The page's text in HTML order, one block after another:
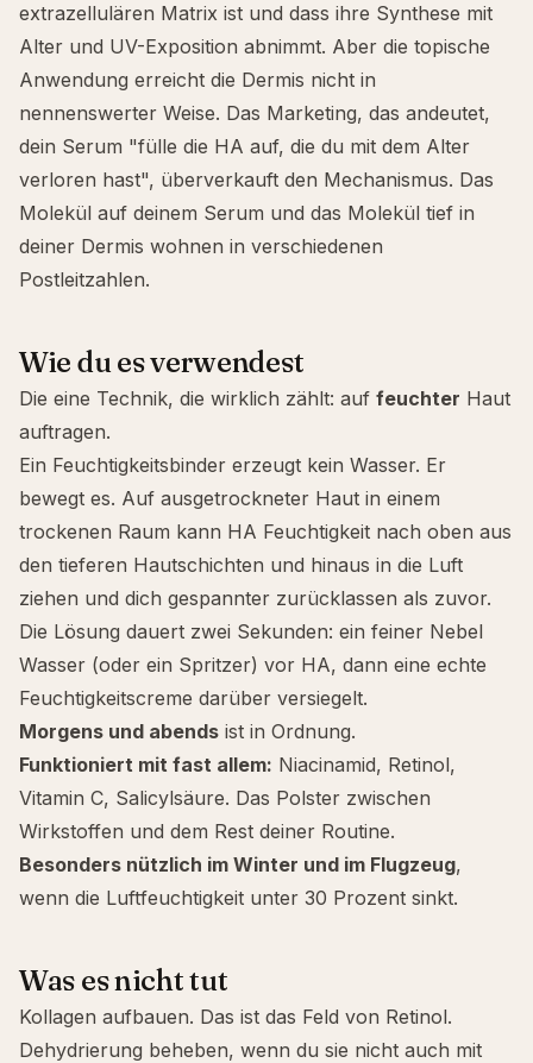
extrazellulären Matrix ist und dass ihre Synthese mit
Alter und UV-Exposition abnimmt. Aber die topische
Anwendung erreicht die Dermis nicht in
nennenswerter Weise. Das Marketing, das andeutet,
dein Serum "fülle die HA auf, die du mit dem Alter
verloren hast", überverkauft den Mechanismus. Das
Molekül auf deinem Serum und das Molekül tief in
deiner Dermis wohnen in verschiedenen
Postleitzahlen.
Wie du es verwendest
Die eine Technik, die wirklich zählt: auf feuchter Haut
auftragen.
Ein Feuchtigkeitsbinder erzeugt kein Wasser. Er
bewegt es. Auf ausgetrockneter Haut in einem
trockenen Raum kann HA Feuchtigkeit nach oben aus
den tieferen Hautschichten und hinaus in die Luft
ziehen und dich gespannter zurücklassen als zuvor.
Die Lösung dauert zwei Sekunden: ein feiner Nebel
Wasser (oder ein Spritzer) vor HA, dann eine echte
Feuchtigkeitscreme darüber versiegelt.
Morgens und abends ist in Ordnung.
Funktioniert mit fast allem: Niacinamid, Retinol,
Vitamin C, Salicylsäure. Das Polster zwischen
Wirkstoffen und dem Rest deiner Routine.
Besonders nützlich im Winter und im Flugzeug,
wenn die Luftfeuchtigkeit unter 30 Prozent sinkt.
Was es nicht tut
Kollagen aufbauen. Das ist das Feld von Retinol.
Dehydrierung beheben, wenn du sie nicht auch mit